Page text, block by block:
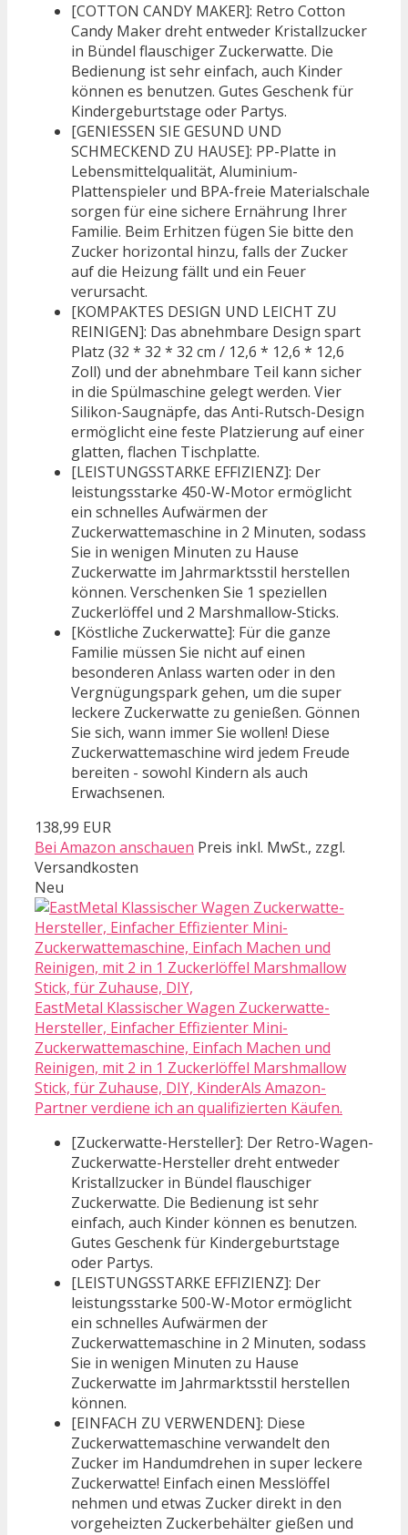
[COTTON CANDY MAKER]: Retro Cotton
Candy Maker dreht entweder Kristallzucker
in Bündel flauschiger Zuckerwatte. Die
Bedienung ist sehr einfach, auch Kinder
können es benutzen. Gutes Geschenk für
Kindergeburtstage oder Partys.
[GENIESSEN SIE GESUND UND
SCHMECKEND ZU HAUSE]: PP-Platte in
Lebensmittelqualität, Aluminium-
Plattenspieler und BPA-freie Materialschale
sorgen für eine sichere Ernährung Ihrer
Familie. Beim Erhitzen fügen Sie bitte den
Zucker horizontal hinzu, falls der Zucker
auf die Heizung fällt und ein Feuer
verursacht.
[KOMPAKTES DESIGN UND LEICHT ZU
REINIGEN]: Das abnehmbare Design spart
Platz (32 * 32 * 32 cm / 12,6 * 12,6 * 12,6
Zoll) und der abnehmbare Teil kann sicher
in die Spülmaschine gelegt werden. Vier
Silikon-Saugnäpfe, das Anti-Rutsch-Design
ermöglicht eine feste Platzierung auf einer
glatten, flachen Tischplatte.
[LEISTUNGSSTARKE EFFIZIENZ]: Der
leistungsstarke 450-W-Motor ermöglicht
ein schnelles Aufwärmen der
Zuckerwattemaschine in 2 Minuten, sodass
Sie in wenigen Minuten zu Hause
Zuckerwatte im Jahrmarktsstil herstellen
können. Verschenken Sie 1 speziellen
Zuckerlöffel und 2 Marshmallow-Sticks.
[Köstliche Zuckerwatte]: Für die ganze
Familie müssen Sie nicht auf einen
besonderen Anlass warten oder in den
Vergnügungspark gehen, um die super
leckere Zuckerwatte zu genießen. Gönnen
Sie sich, wann immer Sie wollen! Diese
Zuckerwattemaschine wird jedem Freude
bereiten - sowohl Kindern als auch
Erwachsenen.
138,99 EUR
Bei Amazon anschauen Preis inkl. MwSt., zzgl.
Versandkosten
Neu
EastMetal Klassischer Wagen Zuckerwatte-
Hersteller, Einfacher Effizienter Mini-
Zuckerwattemaschine, Einfach Machen und
Reinigen, mit 2 in 1 Zuckerlöffel Marshmallow
Stick, für Zuhause, DIY, KinderAls Amazon-
Partner verdiene ich an qualifizierten Käufen.
[Zuckerwatte-Hersteller]: Der Retro-Wagen-
Zuckerwatte-Hersteller dreht entweder
Kristallzucker in Bündel flauschiger
Zuckerwatte. Die Bedienung ist sehr
einfach, auch Kinder können es benutzen.
Gutes Geschenk für Kindergeburtstage
oder Partys.
[LEISTUNGSSTARKE EFFIZIENZ]: Der
leistungsstarke 500-W-Motor ermöglicht
ein schnelles Aufwärmen der
Zuckerwattemaschine in 2 Minuten, sodass
Sie in wenigen Minuten zu Hause
Zuckerwatte im Jahrmarktsstil herstellen
können.
[EINFACH ZU VERWENDEN]: Diese
Zuckerwattemaschine verwandelt den
Zucker im Handumdrehen in super leckere
Zuckerwatte! Einfach einen Messlöffel
nehmen und etwas Zucker direkt in den
vorgeheizten Zuckerbehälter gießen und